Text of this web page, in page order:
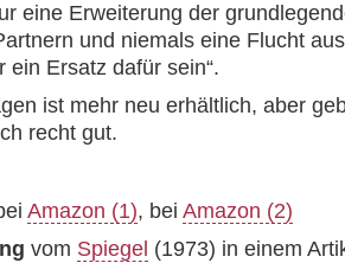
eine Erweiterung der
und niemals eine Flucht
ein Ersatz dafür sein“.
ist mehr neu erhältlich, aber
recht gut.
Amazon (1), bei Amazon (2)
vom Spiegel (1973) in einem